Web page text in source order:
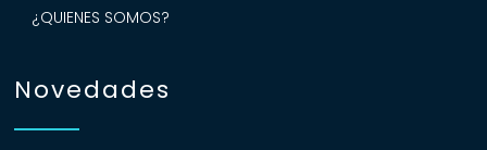
¿QUIENES SOMOS?
Novedades